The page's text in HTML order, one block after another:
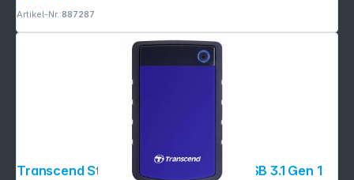
Artikel-Nr.:887287
Transcend StoreJet 25H3 2,5" 2TB USB 3.1 Gen 1